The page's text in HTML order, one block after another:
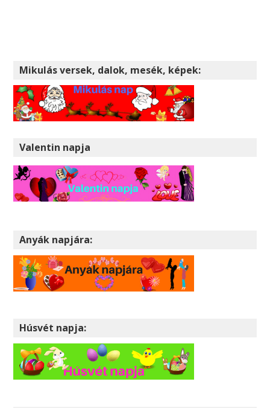
Mikulás versek, dalok, mesék, képek:
Valentin napja
Anyák napjára:
Húsvét napja: